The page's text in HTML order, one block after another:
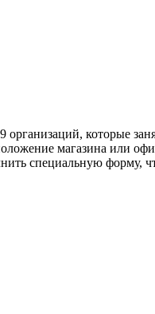
организаций, которые
магазина или
специальную